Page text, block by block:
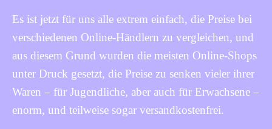
Es ist jetzt für uns alle extrem einfach, die Preise bei
verschiedenen Online-Händlern zu vergleichen, und
aus diesem Grund wurden die meisten Online-Shops
unter Druck gesetzt, die Preise zu senken vieler ihrer
Waren – für Jugendliche, aber auch für Erwachsene –
enorm, und teilweise sogar versandkostenfrei.